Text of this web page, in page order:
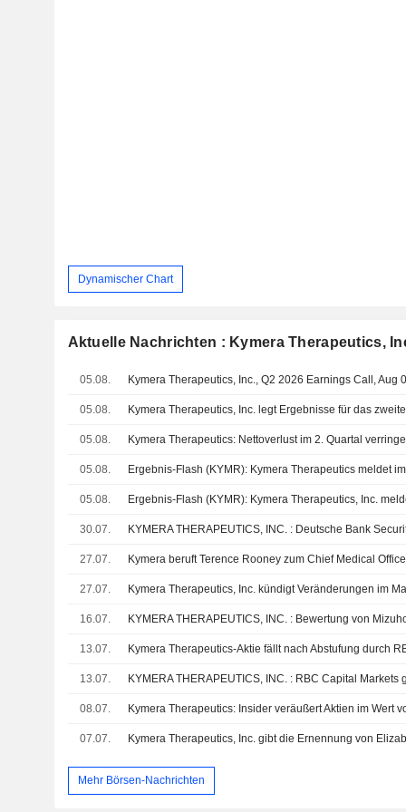
Dynamischer Chart
Aktuelle Nachrichten : Kymera Therapeutics,
05.08. Kymera Therapeutics, Inc., Q2 2026 Earnings Call, Aug
05.08.
05.08.
05.08.
05.08.
30.07.
27.07. Kymera beruft Terence Rooney zum Chief Medical
27.07. Kymera Therapeutics, Inc. kündigt Veränderungen im
16.07. KYMERA THERAPEUTICS, INC. : Bewertung von
13.07. Kymera Therapeutics-Aktie fällt nach Abstufung durch
13.07.
08.07.
07.07.
Mehr Börsen-Nachrichten